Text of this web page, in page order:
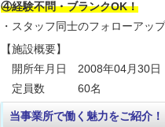
④経験不問・ブランクOK！
・スタッフ同士のフォローア
【施設概要】
開所年月日 2008年04月30日
定員数 60名
当事業所で働く魅力をご紹介！